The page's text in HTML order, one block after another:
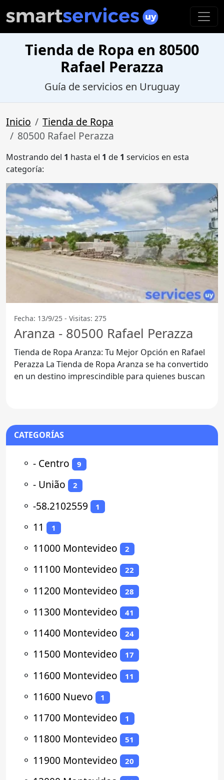
Tienda de Ropa en 80500
Rafael Perazza
Guía de servicios en Uruguay
Inicio
Tienda de Ropa
80500 Rafael Perazza
Mostrando del 1 hasta el 1 de 1 servicios en esta
categoría:
Fecha: 13/9/25 - Visitas: 275
Aranza - 80500 Rafael Perazza
Tienda de Ropa Aranza: Tu Mejor Opción en Rafael
Perazza La Tienda de Ropa Aranza se ha convertido
en un destino imprescindible para quienes buscan
CATEGORÍAS
⚬ - Centro 9
⚬ - União 2
⚬ -58.2102559 1
⚬ 11 1
⚬ 11000 Montevideo 2
⚬ 11100 Montevideo 22
⚬ 11200 Montevideo 28
⚬ 11300 Montevideo 41
⚬ 11400 Montevideo 24
⚬ 11500 Montevideo 17
⚬ 11600 Montevideo 11
⚬ 11600 Nuevo 1
⚬ 11700 Montevideo 1
⚬ 11800 Montevideo 51
⚬ 11900 Montevideo 20